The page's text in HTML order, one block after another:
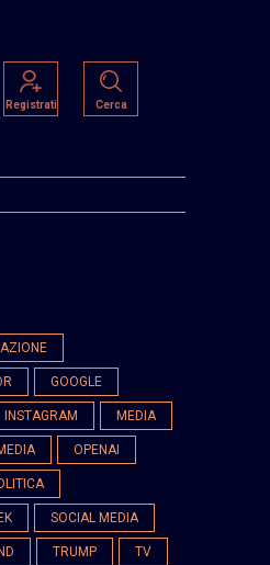
Registrati Cerca
GOOGLE
INSTAGRAM MEDIA
OPENAI
SOCIAL MEDIA
TRUMP TV